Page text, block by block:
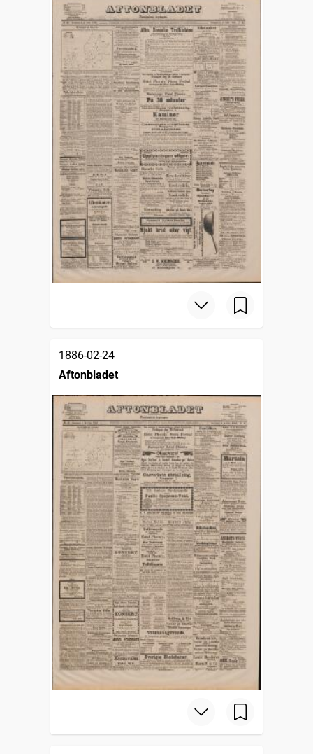
1886-02-24
Aftonbladet